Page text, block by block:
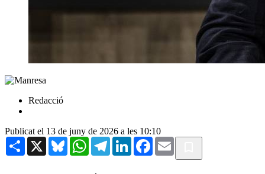
Redacció
Publicat el 13 de juny de 2026 a les 10:10
Share X BlueskyWhatsAppTelegramLinkedInFacebook
Email